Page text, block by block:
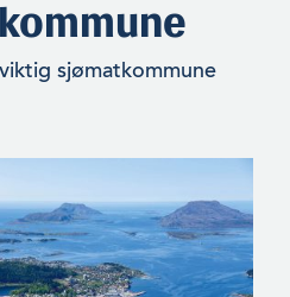
sjømatkommune